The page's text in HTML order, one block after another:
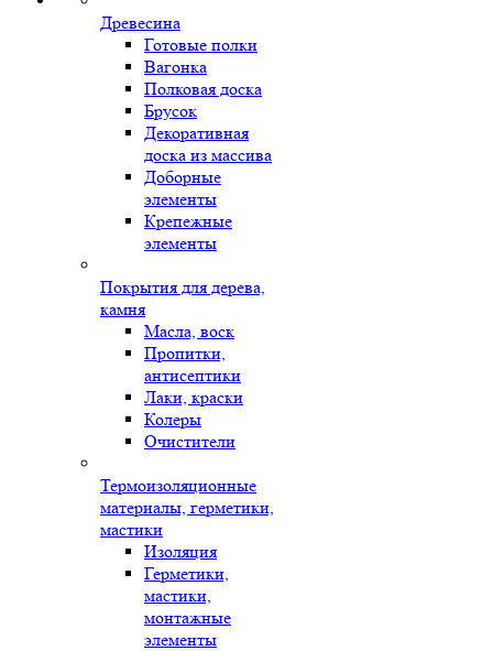
Древесина
Готовые полки
Вагонка
Полковая доска
Брусок
Декоративная
доска из массива
Доборные
элементы
Крепежные
элементы
Покрытия для дерева,
камня
Масла, воск
Пропитки,
антисептики
Лаки, краски
Колеры
Очистители
Термоизоляционные
материалы, герметики,
мастики
Изоляция
Герметики,
мастики,
монтажные
элементы